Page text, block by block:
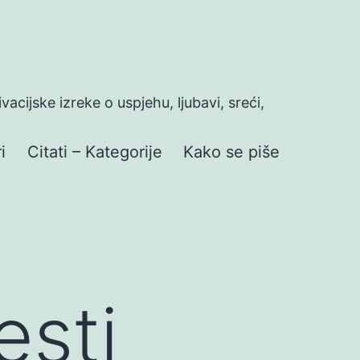
izreke o uspjehu, ljubavi, sreći,
Citati – Kategorije Kako se piše